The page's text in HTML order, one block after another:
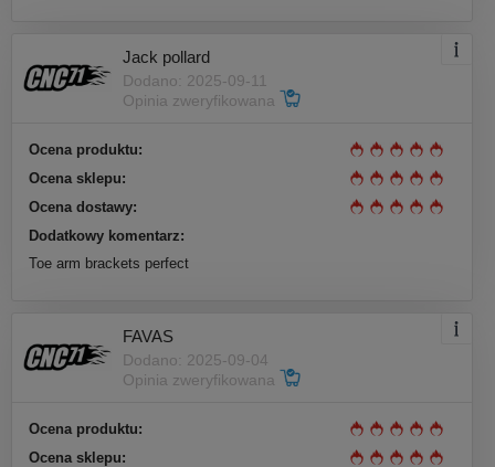
Jack pollard
Dodano: 2025-09-11
Opinia zweryfikowana
Ocena produktu:
Ocena sklepu:
Ocena dostawy:
Dodatkowy komentarz:
Toe arm brackets perfect
FAVAS
Dodano: 2025-09-04
Opinia zweryfikowana
Ocena produktu:
Ocena sklepu: